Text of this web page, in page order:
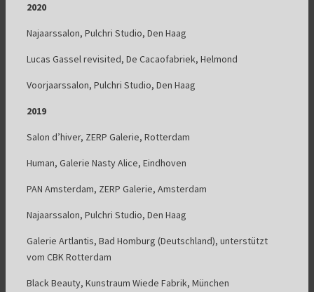
2020
Najaarssalon, Pulchri Studio, Den Haag
Lucas Gassel revisited, De Cacaofabriek, Helmond
Voorjaarssalon, Pulchri Studio, Den Haag
2019
Salon d’hiver, ZERP Galerie, Rotterdam
Human, Galerie Nasty Alice, Eindhoven
PAN Amsterdam, ZERP Galerie, Amsterdam
Najaarssalon, Pulchri Studio, Den Haag
Galerie Artlantis, Bad Homburg (Deutschland), unterstützt
vom CBK Rotterdam
Black Beauty, Kunstraum Wiede Fabrik, München